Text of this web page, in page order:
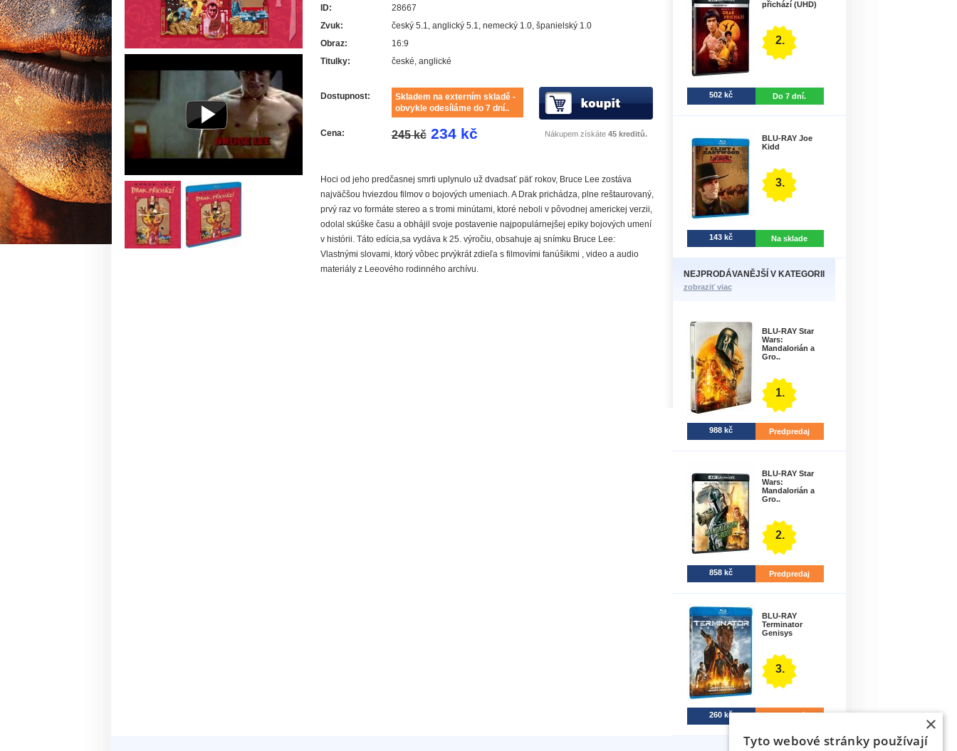
ID:
28667
Zvuk:
český 5.1, anglický 5.1, nemecký 1.0, španielský 1.0
Obraz:
16:9
Titulky:
české, anglické
Dostupnost:
Skladem na externím skladě -
obvykle odesíláme do 7 dní..
Cena: 245 kč 234 kč Nákupem získáte 45 kreditů.
Hoci od jeho predčasnej smrti uplynulo už dvadsať päť rokov, Bruce Lee zostáva
najväčšou hviezdou filmov o bojových umeniach. A Drak prichádza, plne reštaurovaný,
prvý raz vo formáte stereo a s tromi minútami, ktoré neboli v pôvodnej americkej verzii,
odolal skúške času a obhájil svoje postavenie najpopulárnejšej epiky bojových umení
v histórii. Táto edícia,sa vydáva k 25. výročiu, obsahuje aj snímku Bruce Lee:
Vlastnými slovami, ktorý vôbec prvýkrát zdieľa s filmovími fanúšikmi , video a audio
materiály z Leeového rodinného archívu.
přichází (UHD)
2.
502 kč Do 7 dní.
BLU-RAY Joe
Kidd
3.
143 kč Na sklade
NEJPRODÁVANĚJŠÍ V KATEGORII
zobraziť viac
BLU-RAY Star
Wars:
Mandalorián a
Gro..
1.
988 kč Predpredaj
BLU-RAY Star
Wars:
Mandalorián a
Gro..
2.
858 kč Predpredaj
BLU-RAY
Terminator
Genisys
3.
260 kč ×
Tyto webové stránky používají